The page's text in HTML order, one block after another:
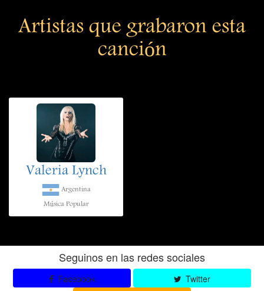
Artistas que grabaron esta
canción
Valeria Lynch
Argentina
Música Popular
Seguinos en las redes sociales
Facebook
Twitter